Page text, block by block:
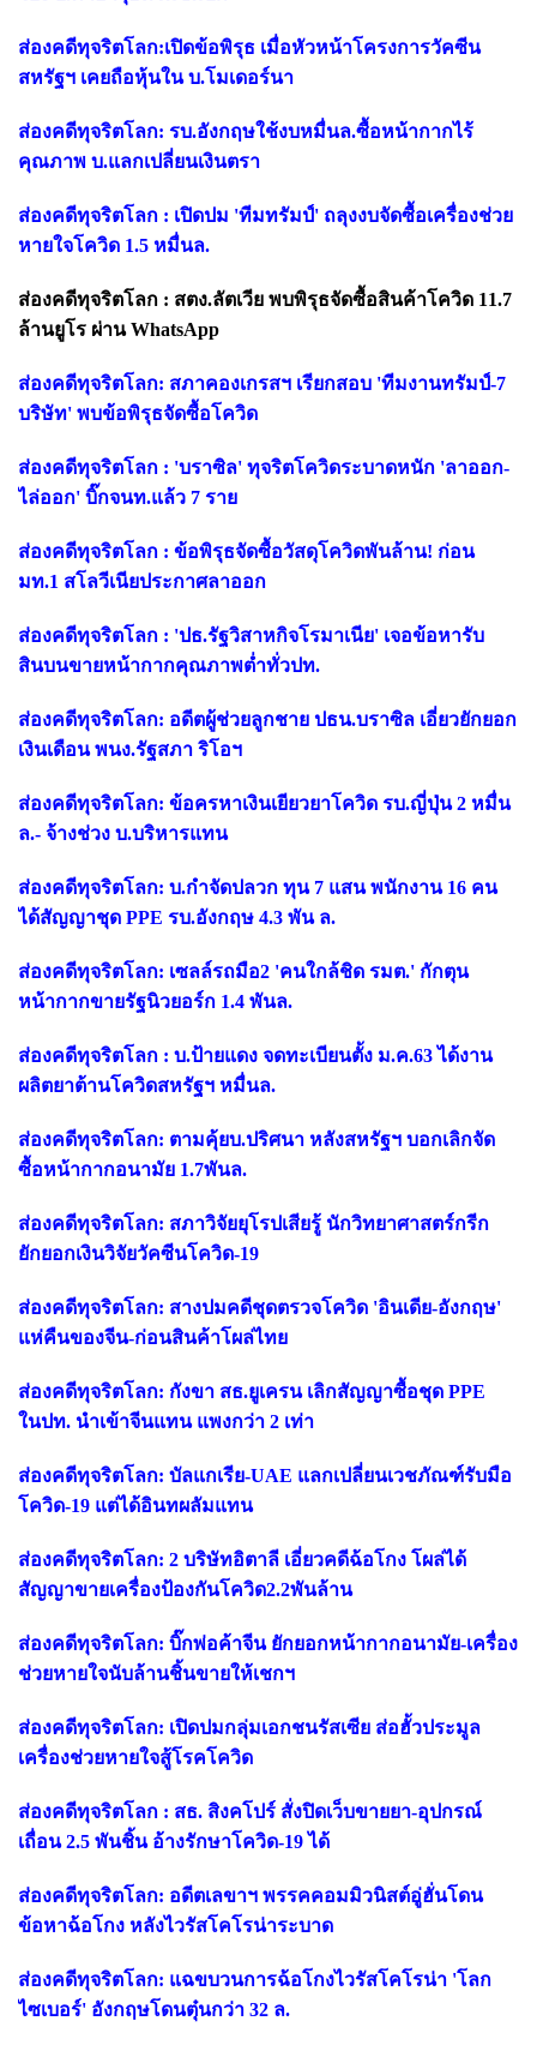
ส่องคดีทุจริตโลก:เปิดข้อพิรุธ เมื่อหัวหน้าโครงการวัคซีน
สหรัฐฯ เคยถือหุ้นใน บ.โมเดอร์นา
ส่องคดีทุจริตโลก: รบ.อังกฤษใช้งบหมื่นล.ซื้อหน้ากากไร้
คุณภาพ บ.แลกเปลี่ยนเงินตรา
ส่องคดีทุจริตโลก : เปิดปม 'ทีมทรัมป์' ถลุงงบจัดซื้อเครื่องช่วย
หายใจโควิด 1.5 หมื่นล.
ส่องคดีทุจริตโลก : สตง.ลัตเวีย พบพิรุธจัดซื้อสินค้าโควิด 11.7
ล้านยูโร ผ่าน WhatsApp
ส่องคดีทุจริตโลก: สภาคองเกรสฯ เรียกสอบ 'ทีมงานทรัมป์-7
บริษัท' พบข้อพิรุธจัดซื้อโควิด
ส่องคดีทุจริตโลก : 'บราซิล' ทุจริตโควิดระบาดหนัก 'ลาออก-
ไล่ออก' บิ๊กจนท.แล้ว 7 ราย
ส่องคดีทุจริตโลก : ข้อพิรุธจัดซื้อวัสดุโควิดพันล้าน! ก่อน
มท.1 สโลวีเนียประกาศลาออก
ส่องคดีทุจริตโลก : 'ปธ.รัฐวิสาหกิจโรมาเนีย' เจอข้อหารับ
สินบนขายหน้ากากคุณภาพต่ำทั่วปท.
ส่องคดีทุจริตโลก: อดีตผู้ช่วยลูกชาย ปธน.บราซิล เอี่ยวยักยอก
เงินเดือน พนง.รัฐสภา ริโอฯ
ส่องคดีทุจริตโลก: ข้อครหาเงินเยียวยาโควิด รบ.ญี่ปุ่น 2 หมื่น
ล.- จ้างช่วง บ.บริหารแทน
ส่องคดีทุจริตโลก: บ.กำจัดปลวก ทุน 7 แสน พนักงาน 16 คน
ได้สัญญาชุด PPE รบ.อังกฤษ 4.3 พัน ล.
ส่องคดีทุจริตโลก: เซลล์รถมือ2 'คนใกล้ชิด รมต.' กักตุน
หน้ากากขายรัฐนิวยอร์ก 1.4 พันล.
ส่องคดีทุจริตโลก : บ.ป้ายแดง จดทะเบียนตั้ง ม.ค.63 ได้งาน
ผลิตยาต้านโควิดสหรัฐฯ หมื่นล.
ส่องคดีทุจริตโลก: ตามคุ้ยบ.ปริศนา หลังสหรัฐฯ บอกเลิกจัด
ซื้อหน้ากากอนามัย 1.7พันล.
ส่องคดีทุจริตโลก: สภาวิจัยยุโรปเสียรู้ นักวิทยาศาสตร์กรีก
ยักยอกเงินวิจัยวัคซีนโควิด-19
ส่องคดีทุจริตโลก: สางปมคดีชุดตรวจโควิด 'อินเดีย-อังกฤษ'
แห่คืนของจีน-ก่อนสินค้าโผล่ไทย
ส่องคดีทุจริตโลก: กังขา สธ.ยูเครน เลิกสัญญาซื้อชุด PPE
ในปท. นำเข้าจีนแทน แพงกว่า 2 เท่า
ส่องคดีทุจริตโลก: บัลแกเรีย-UAE แลกเปลี่ยนเวชภัณฑ์รับมือ
โควิด-19 แต่ได้อินทผลัมแทน
ส่องคดีทุจริตโลก: 2 บริษัทอิตาลี เอี่ยวคดีฉ้อโกง โผล่ได้
สัญญาขายเครื่องป้องกันโควิด2.2พันล้าน
ส่องคดีทุจริตโลก: บิ๊กพ่อค้าจีน ยักยอกหน้ากากอนามัย-เครื่อง
ช่วยหายใจนับล้านชิ้นขายให้เชกฯ
ส่องคดีทุจริตโลก: เปิดปมกลุ่มเอกชนรัสเซีย ส่อฮั้วประมูล
เครื่องช่วยหายใจสู้โรคโควิด
ส่องคดีทุจริตโลก : สธ. สิงคโปร์ สั่งปิดเว็บขายยา-อุปกรณ์
เถื่อน 2.5 พันชิ้น อ้างรักษาโควิด-19 ได้
ส่องคดีทุจริตโลก: อดีตเลขาฯ พรรคคอมมิวนิสต์อู่ฮั่นโดน
ข้อหาฉ้อโกง หลังไวรัสโคโรน่าระบาด
ส่องคดีทุจริตโลก: แฉขบวนการฉ้อโกงไวรัสโคโรน่า 'โลก
ไซเบอร์' อังกฤษโดนตุ๋นกว่า 32 ล.